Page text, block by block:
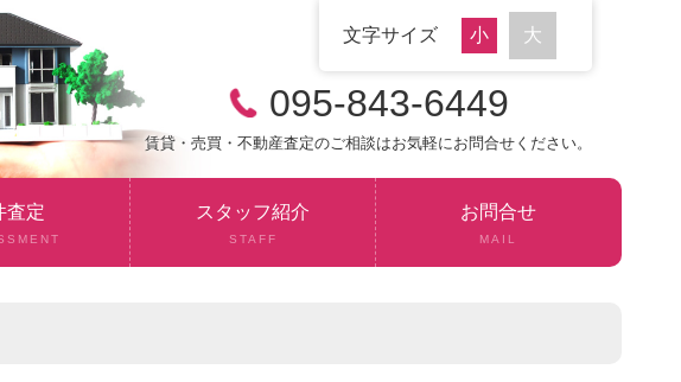
095-843-6449
賃貸・売買・不動産査定のご相談はお気軽にお問合せください。
文字サイズ
査定 スタッフ紹介
STAFF
お問合せ
MAIL